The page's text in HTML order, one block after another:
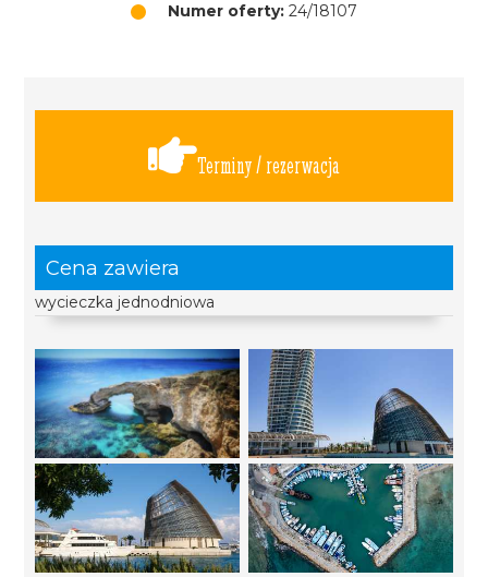
Numer oferty: 24/18107
Terminy / rezerwacja
Cena zawiera
wycieczka jednodniowa